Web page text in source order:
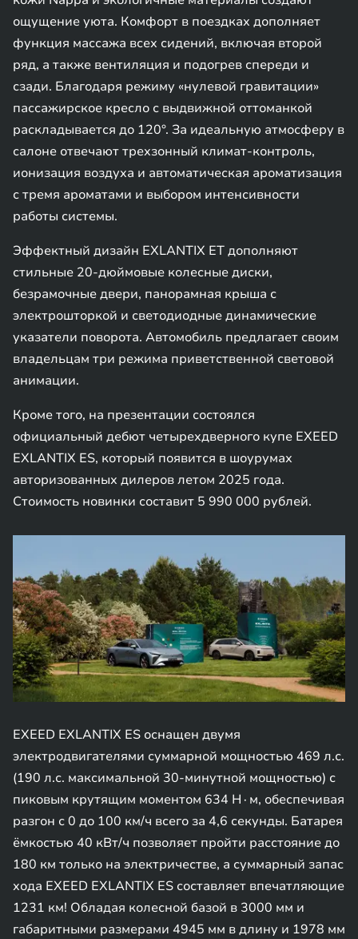
ощущение уюта. Комфорт в поездках дополняет
функция массажа всех сидений, включая второй
ряд, а также вентиляция и подогрев спереди и
сзади. Благодаря режиму «нулевой гравитации»
пассажирское кресло с выдвижной оттоманкой
раскладывается до 120°. За идеальную атмосферу в
салоне отвечают трехзонный климат-контроль,
ионизация воздуха и автоматическая ароматизация
с тремя ароматами и выбором интенсивности
работы системы.
Эффектный дизайн EXLANTIX ET дополняют
стильные 20-дюймовые колесные диски,
безрамочные двери, панорамная крыша с
электрошторкой и светодиодные динамические
указатели поворота. Автомобиль предлагает своим
владельцам три режима приветственной световой
анимации.
Кроме того, на презентации состоялся
официальный дебют четырехдверного купе EXEED
EXLANTIX ES, который появится в шоурумах
авторизованных дилеров летом 2025 года.
Стоимость новинки составит 5 990 000 рублей.
EXEED EXLANTIX ES оснащен двумя
электродвигателями суммарной мощностью 469 л.с.
(190 л.с. максимальной 30-минутной мощностью) с
пиковым крутящим моментом 634 Н∙м, обеспечивая
разгон с 0 до 100 км/ч всего за 4,6 секунды. Батарея
ёмкостью 40 кВт/ч позволяет пройти расстояние до
180 км только на электричестве, а суммарный запас
хода EXEED EXLANTIX ES составляет впечатляющие
1231 км! Обладая колесной базой в 3000 мм и
габаритными размерами 4945 мм в длину и 1978 мм